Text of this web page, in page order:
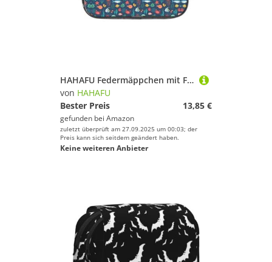
HAHAFU Federmäppchen mit Fischschildkröte, Quallen, transparentes PVC-Federmäppchen, transparente Make-up-Tasche für Schule, Büro, Reisen, Fitnessstudio, Zubehör, Organizer (komplett bedruckte
von HAHAFU
Bester Preis
13,85 €
gefunden bei Amazon
zuletzt überprüft am 27.09.2025 um 00:03; der
Preis kann sich seitdem geändert haben.
Keine weiteren Anbieter